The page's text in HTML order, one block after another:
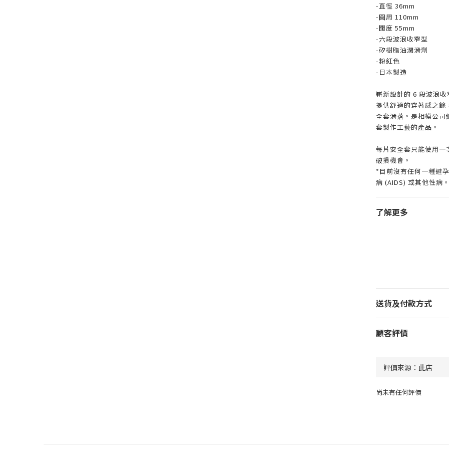
-直徑 36mm
-圓周 110mm
-闊度 55mm
-六段波浪收窄型
-矽樹脂油潤滑劑
-粉紅色
-日本製造
嶄新設計的 6 段波浪收
提供舒適的穿著感之餘
全套滑落。是相模公
套製作工藝的產品。
每片安全套只能使用一
破損機會。
*目前沒有任何一種避
病 (AIDS) 或其他性病。
了解更多
送貨及付款方式
顧客評價
尚未有任何評價